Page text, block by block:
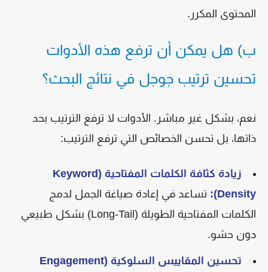
المحتوى المكرر.
ب) هل يمكن أن ترفع هذه الأدوات
تحسين ترتيب جوجل في نتائج البحث؟
نعم، بشكل غير مباشر. الأدوات لا ترفع الترتيب بحد
ذاتها، بل تحسن الخصائص التي ترفع الترتيب:
زيادة كثافة الكلمات المفتاحية (Keyword
Density): تساعد في إعادة صياغة الجمل لدمج
الكلمات المفتاحية الطويلة (Long-Tail) بشكل طبيعي
دون حشو.
تحسين المقاييس السلوكية (Engagement